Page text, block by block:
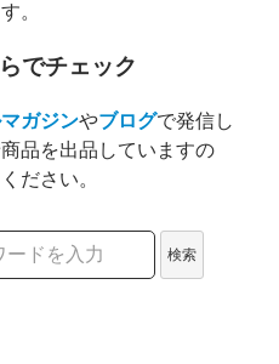
。
でチェック
ガジンやブログで発信し
品を出品していますの
ださい。
検索